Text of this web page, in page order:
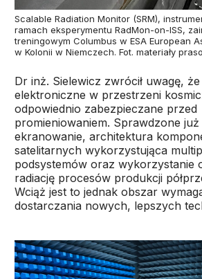
Scalable Radiation Monitor (SRM),
ramach eksperymentu RadMon-on-ISS,
treningowym Columbus w ESA European
w Kolonii w Niemczech. Fot. materiały
Dr inż. Sielewicz zwrócił uwagę,
elektroniczne w przestrzeni
odpowiednio zabezpieczane przed
promieniowaniem. Sprawdzone
ekranowanie, architektura
satelitarnych wykorzystująca
podsystemów oraz wykorzystanie
radiację procesów produkcji
Wciąż jest to jednak obszar
dostarczania nowych, lepszych